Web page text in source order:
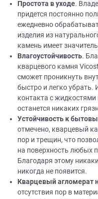
Простота в уходе.
придется постоянно
ежедневно
изделия из
камень имеет
Влагоустойчивость.
кварцевого камня
сможет проникнуть
быстро и легко убрать.
контакта с жидкостями
останется никаких
Устойчивость к
отмечено, кварцевый
пор и трещин, что
на поверхность любых
Благодаря этому
никогда не появится.
Кварцевый агломерат
отсутствия пор в